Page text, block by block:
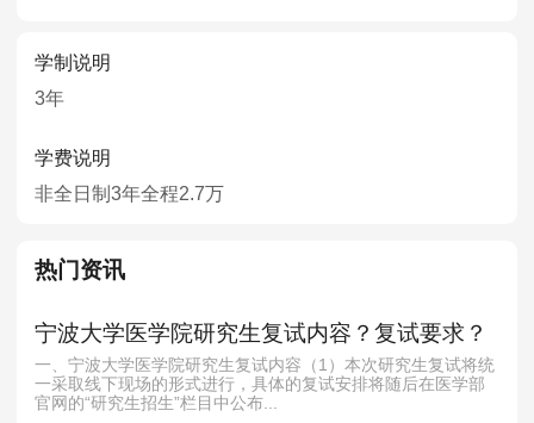
学制说明
3年
学费说明
非全日制3年全程2.7万
热门资讯
宁波大学医学院研究生复试内容？复试要求？
一、宁波大学医学院研究生复试内容（1）本次研究生复试将统
一采取线下现场的形式进行，具体的复试安排将随后在医学部
官网的“研究生招生”栏目中公布...